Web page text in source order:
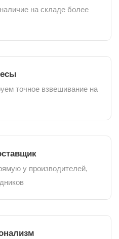
на складе более
точное взвешивание на
у производителей,